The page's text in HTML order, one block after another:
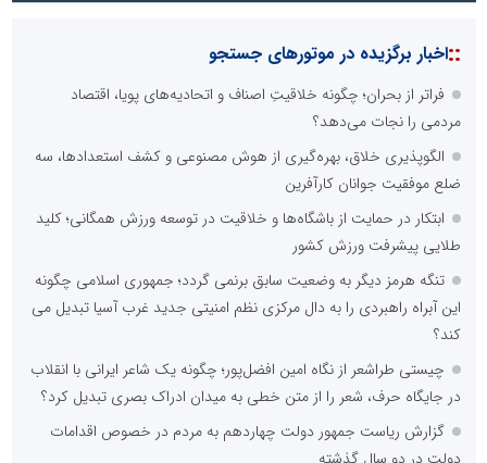
::اخبار برگزیده در موتورهای جستجو
فراتر از بحران؛ چگونه خلاقیتِ اصناف و اتحادیه‌های پویا، اقتصاد
مردمی را نجات می‌دهد؟
الگوپذیری خلاق، بهره‌گیری از هوش مصنوعی و کشف استعدادها، سه
ضلع موفقیت جوانان کارآفرین
ابتکار در حمایت از باشگاه‌ها و خلاقیت در توسعه ورزش همگانی؛ کلید
طلایی پیشرفت ورزش کشور
تنگه هرمز دیگر به وضعیت سابق برنمی گردد؛ جمهوری اسلامی چگونه
این آبراه راهبردی را به دال مرکزی نظم امنیتی جدید غرب آسیا تبدیل می
کند؟
چیستی طراشعر از نگاه امین افضل‌پور؛ چگونه یک شاعر ایرانی با انقلاب
در جایگاه حرف، شعر را از متن خطی به میدان ادراک بصری تبدیل کرد؟
گزارش ریاست جمهور دولت چهاردهم به مردم در خصوص اقدامات